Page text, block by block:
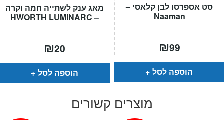
מאג ענק לשתייה חמה וקרה
– HWORTH LUMINARC
₪20
הוספה לסל
סט אספרסו לבן קלאסי –
Naaman
₪99
הוספה לסל
מוצרים קשורים